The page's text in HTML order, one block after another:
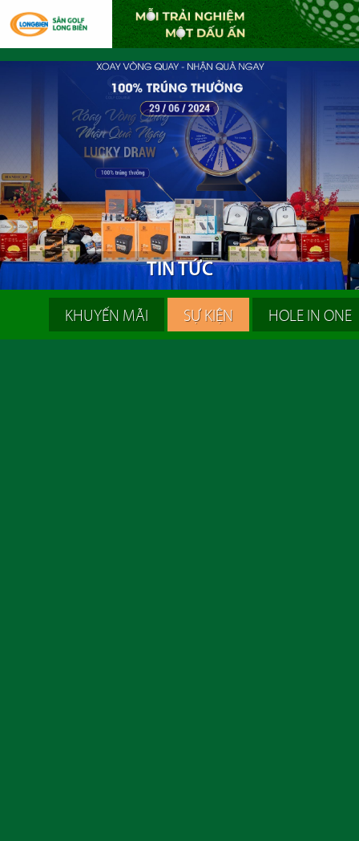
TINTỨC
KHUYẾN MÃI SỰ KIỆN HOLE IN ONE